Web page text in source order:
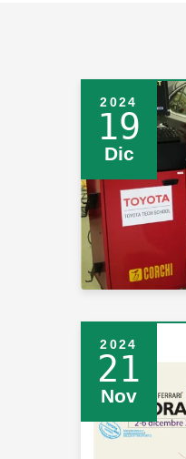
2024
19
Dic
2024
21
Nov